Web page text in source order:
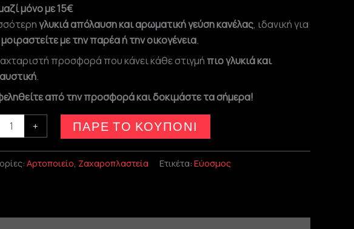
μόνο με 15€
γλυκιά απόλαυση και αρωματική γεύση κανέλας, ιδανική για
μοιραστείτε με την παρέα ή την οικογένεια.
προσφορά που κάνει κάθε στιγμή πιο γλυκιά και
.
από την προσφορά και δοκιμάστε τα σήμερα!
+ ΠΑΡΕ ΤΟ ΚΟΥΠΟΝΙ
Αρτοποιείο, Ζαχαροπλαστεία Ετικέτα: Εύοσμος